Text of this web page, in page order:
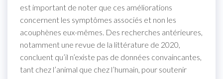
est important de noter que ces améliorations
concernent les symptômes associés et non les
acouphènes eux-mêmes. Des recherches antérieures,
notamment une revue de la littérature de 2020,
concluent qu’il n’existe pas de données convaincantes,
tant chez l’animal que chez l’humain, pour soutenir